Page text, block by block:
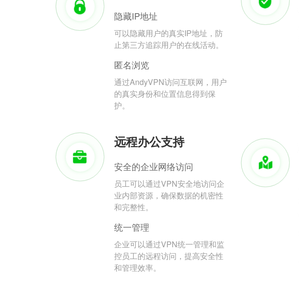
隐藏IP地址
可以隐藏用户的真实IP地址，防
止第三方追踪用户的在线活动。
匿名浏览
通过AndyVPN访问互联网，用户
的真实身份和位置信息得到保
护。
远程办公支持
安全的企业网络访问
员工可以通过VPN安全地访问企
业内部资源，确保数据的机密性
和完整性。
统一管理
企业可以通过VPN统一管理和监
控员工的远程访问，提高安全性
和管理效率。